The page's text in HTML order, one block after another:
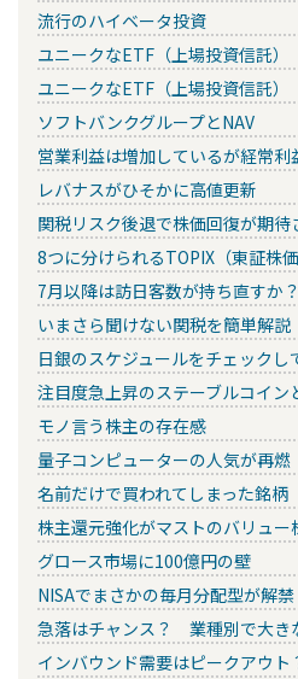
流行のハイベータ投資
ユニークなETF（上場投資信託
ユニークなETF（上場投資信託
ソフトバンクグループとNAV
営業利益は増加しているが経常利
レバナスがひそかに高値更新
関税リスク後退で株価回復が期待
8つに分けられるTOPIX（東証株価
7月以降は訪日客数が持ち直すか？
いまさら聞けない関税を簡単解説
日銀のスケジュールをチェックし
注目度急上昇のステーブルコイン
モノ言う株主の存在感
量子コンピューターの人気が再燃
名前だけで買われてしまった銘柄
株主還元強化がマストのバリュー
グロース市場に100億円の壁
NISAでまさかの毎月分配型が解禁
急落はチャンス？ 業種別で大き
インバウンド需要はピークアウト